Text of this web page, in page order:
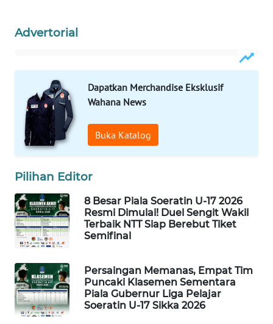
Advertorial
Dapatkan Merchandise Eksklusif
Wahana News
Buka Katalog
Pilihan Editor
8 Besar Piala Soeratin U-17 2026
Resmi Dimulai! Duel Sengit Wakil
Terbaik NTT Siap Berebut Tiket
Semifinal
Persaingan Memanas, Empat Tim
Puncaki Klasemen Sementara
Piala Gubernur Liga Pelajar
Soeratin U-17 Sikka 2026
WAHANA
HEALTH
WAHANA
DESA
LAPAK
WAHANA
Wahana
Network
KONSUMEN
LISTRIK